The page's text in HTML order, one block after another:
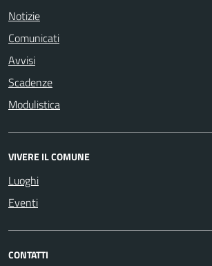
Notizie
Comunicati
Avvisi
Scadenze
Modulistica
VIVERE IL COMUNE
Luoghi
Eventi
CONTATTI